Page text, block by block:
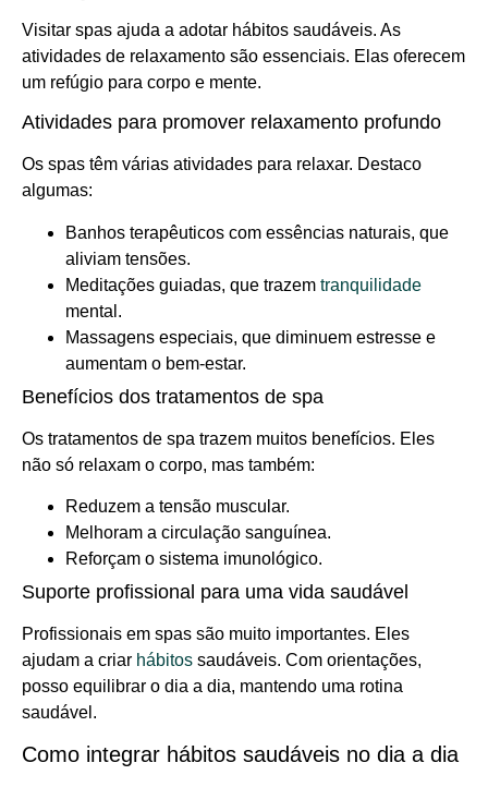
Visitar spas ajuda a adotar hábitos saudáveis. As
atividades de relaxamento são essenciais. Elas oferecem
um refúgio para corpo e mente.
Atividades para promover relaxamento profundo
Os spas têm várias atividades para relaxar. Destaco
algumas:
Banhos terapêuticos com essências naturais, que
aliviam tensões.
Meditações guiadas, que trazem tranquilidade
mental.
Massagens especiais, que diminuem estresse e
aumentam o bem-estar.
Benefícios dos tratamentos de spa
Os tratamentos de spa trazem muitos benefícios. Eles
não só relaxam o corpo, mas também:
Reduzem a tensão muscular.
Melhoram a circulação sanguínea.
Reforçam o sistema imunológico.
Suporte profissional para uma vida saudável
Profissionais em spas são muito importantes. Eles
ajudam a criar hábitos saudáveis. Com orientações,
posso equilibrar o dia a dia, mantendo uma rotina
saudável.
Como integrar hábitos saudáveis no dia a dia